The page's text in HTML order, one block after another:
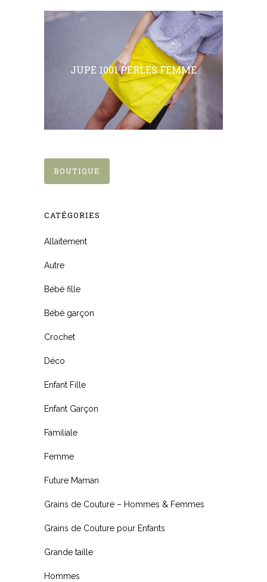
JUPE 1001 PERLES FEMME
BOUTIQUE
CATÉGORIES
Allaitement
Autre
Bébé fille
Bébé garçon
Crochet
Déco
Enfant Fille
Enfant Garçon
Familiale
Femme
Future Maman
Grains de Couture – Hommes & Femmes
Grains de Couture pour Enfants
Grande taille
Hommes